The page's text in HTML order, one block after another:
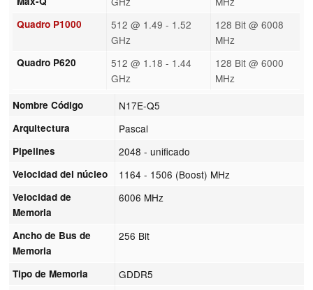
Quadro P1000
512 @ 1.49 - 1.52
GHz
128 Bit @ 6008
MHz
Quadro P620
512 @ 1.18 - 1.44
GHz
128 Bit @ 6000
MHz
Nombre Código N17E-Q5
Arquitectura Pascal
Pipelines 2048 - unificado
Velocidad del núcleo 1164 - 1506 (Boost) MHz
Velocidad de
Memoria
6006 MHz
Ancho de Bus de
Memoria
256 Bit
Tipo de Memoria GDDR5